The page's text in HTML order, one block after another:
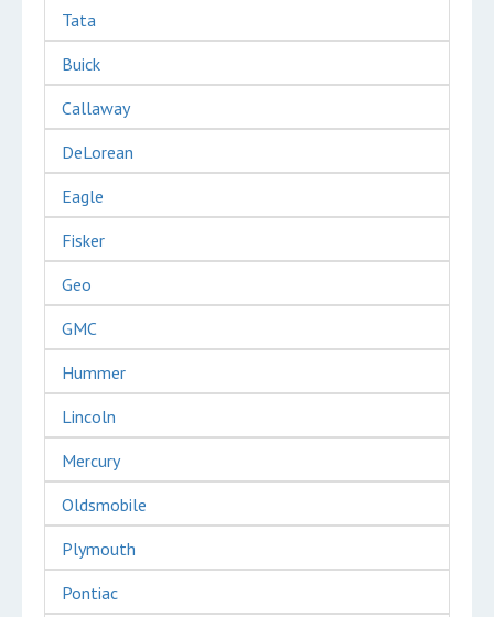
Tata
Buick
Callaway
DeLorean
Eagle
Fisker
Geo
GMC
Hummer
Lincoln
Mercury
Oldsmobile
Plymouth
Pontiac